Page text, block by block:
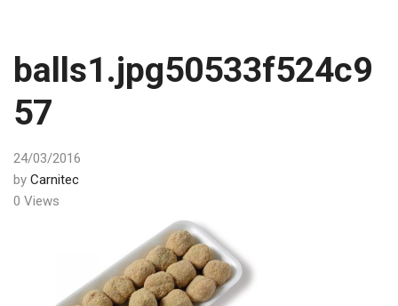
balls1.jpg50533f524c9
57
24/03/2016
by Carnitec
0 Views